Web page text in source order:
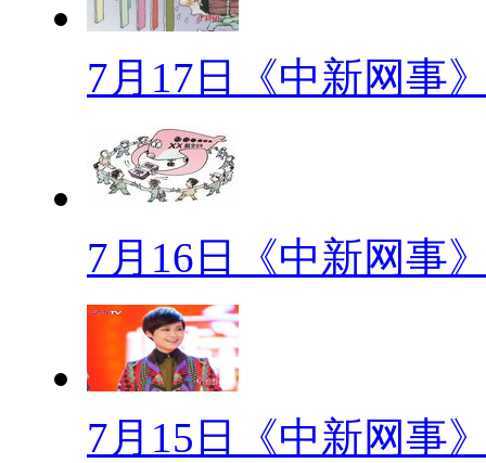
以降生!难道“定制婴儿”时代真
【网事观察】
“网购”出卖隐私防不胜防
【口播】相信大多数网友都
式可以说是省钱省时省力，但
可能质量不合格，而且这种购
出，相当于自己给自己来了一
【解说】
近日，一位新浪微博用户爆
7月17日《中新网事
7月16日《中新网事
7月15日《中新网事